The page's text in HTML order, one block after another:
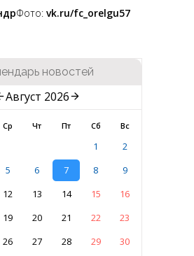
Фото: vk.ru/fc_orelgu57
новостей
Август 2026
Ср Чт Пт Сб Вс
1
2
5 6 7 8
9
12 13 14 15
16
19 20 21 22
23
26 27 28 29
30